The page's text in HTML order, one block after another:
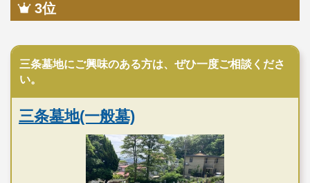
3位
三条墓地にご興味のある方は、ぜひ一度ご相談くださ
い。
三条墓地(一般墓)